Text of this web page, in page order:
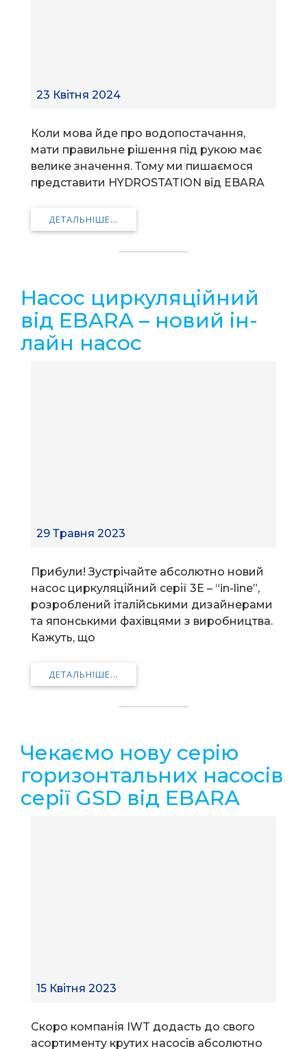
23 Квітня 2024
Коли мова йде про водопостачання,
мати правильне рішення під рукою має
велике значення. Тому ми пишаємося
представити HYDROSTATION від EBARA
ДЕТАЛЬНІШЕ...
Насос циркуляційний
від EBARA – новий ін-
лайн насос
29 Травня 2023
Прибули! Зустрічайте абсолютно новий
насос циркуляційний серії 3E – “in-line”,
розроблений італійськими дизайнерами
та японськими фахівцями з виробництва.
Кажуть, що
ДЕТАЛЬНІШЕ...
Чекаємо нову серію
горизонтальних насосів
серії GSD від EBARA
15 Квітня 2023
Скоро компанія IWT додасть до свого
асортименту крутих насосів абсолютно